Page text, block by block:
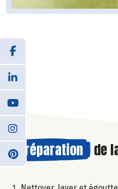
Préparation de